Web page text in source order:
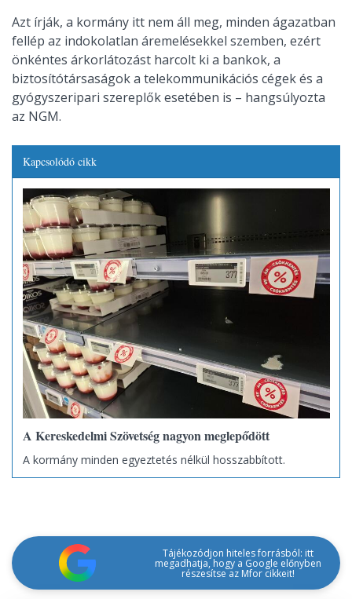
Azt írják, a kormány itt nem áll meg, minden ágazatban
fellép az indokolatlan áremelésekkel szemben, ezért
önkéntes árkorlátozást harcolt ki a bankok, a
biztosítótársaságok a telekommunikációs cégek és a
gyógyszeripari szereplők esetében is – hangsúlyozta
az NGM.
Kapcsolódó cikk
A Kereskedelmi Szövetség nagyon meglepődött
A kormány minden egyeztetés nélkül hosszabbított.
Tájékozódjon hiteles forrásból: itt
megadhatja, hogy a Google előnyben
részesítse az Mfor cikkeit!